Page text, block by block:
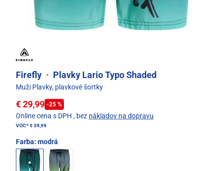
Firefly · Plavky Lario Typo Shaded
Muži Plavky, plavkové šortky
€ 29,99 -25 %
Online cena s DPH , bez nákladov na dopravu
VOC*€ 39,99
Farba: modrá